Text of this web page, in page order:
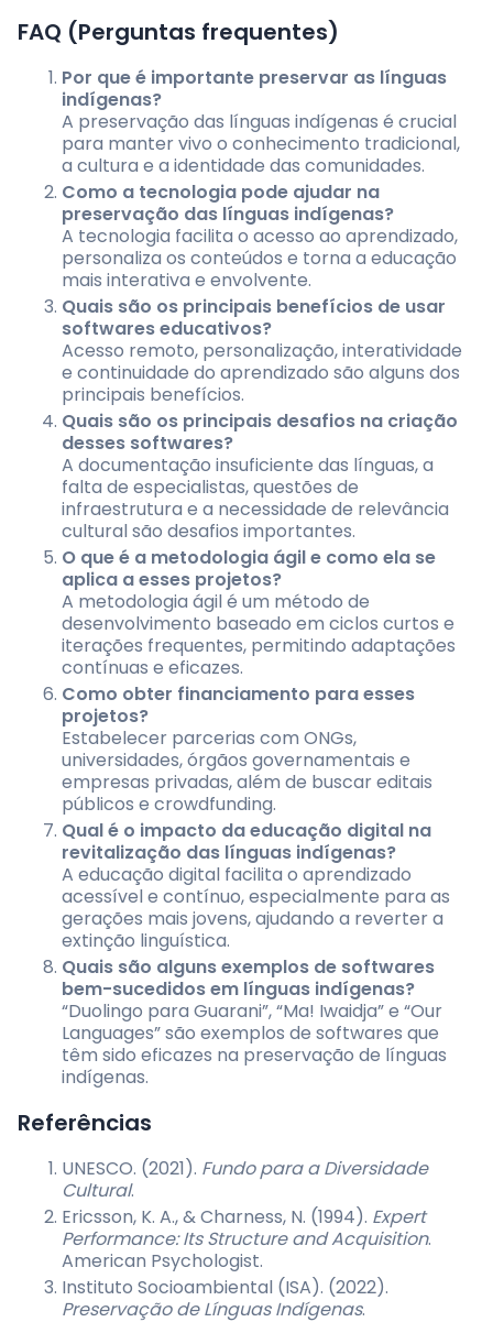
FAQ (Perguntas frequentes)
Por que é importante preservar as línguas
indígenas?
A preservação das línguas indígenas é crucial
para manter vivo o conhecimento tradicional,
a cultura e a identidade das comunidades.
Como a tecnologia pode ajudar na
preservação das línguas indígenas?
A tecnologia facilita o acesso ao aprendizado,
personaliza os conteúdos e torna a educação
mais interativa e envolvente.
Quais são os principais benefícios de usar
softwares educativos?
Acesso remoto, personalização, interatividade
e continuidade do aprendizado são alguns dos
principais benefícios.
Quais são os principais desafios na criação
desses softwares?
A documentação insuficiente das línguas, a
falta de especialistas, questões de
infraestrutura e a necessidade de relevância
cultural são desafios importantes.
O que é a metodologia ágil e como ela se
aplica a esses projetos?
A metodologia ágil é um método de
desenvolvimento baseado em ciclos curtos e
iterações frequentes, permitindo adaptações
contínuas e eficazes.
Como obter financiamento para esses
projetos?
Estabelecer parcerias com ONGs,
universidades, órgãos governamentais e
empresas privadas, além de buscar editais
públicos e crowdfunding.
Qual é o impacto da educação digital na
revitalização das línguas indígenas?
A educação digital facilita o aprendizado
acessível e contínuo, especialmente para as
gerações mais jovens, ajudando a reverter a
extinção linguística.
Quais são alguns exemplos de softwares
bem-sucedidos em línguas indígenas?
“Duolingo para Guarani”, “Ma! Iwaidja” e “Our
Languages” são exemplos de softwares que
têm sido eficazes na preservação de línguas
indígenas.
Referências
UNESCO. (2021). Fundo para a Diversidade
Cultural.
Ericsson, K. A., & Charness, N. (1994). Expert
Performance: Its Structure and Acquisition.
American Psychologist.
Instituto Socioambiental (ISA). (2022).
Preservação de Línguas Indígenas.